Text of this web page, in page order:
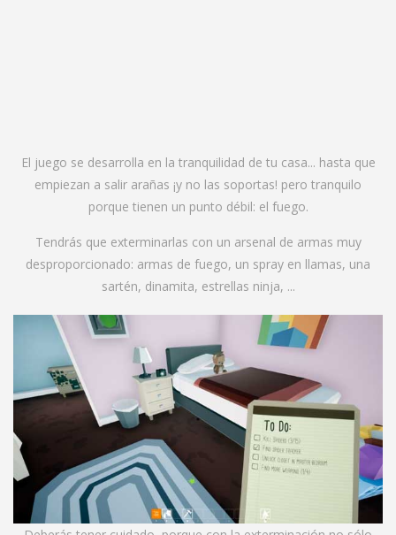
El juego se desarrolla en la tranquilidad de tu casa... hasta que
empiezan a salir arañas ¡y no las soportas! pero tranquilo
porque tienen un punto débil: el fuego.
Tendrás que exterminarlas con un arsenal de armas muy
desproporcionado: armas de fuego, un spray en llamas, una
sartén, dinamita, estrellas ninja, ...